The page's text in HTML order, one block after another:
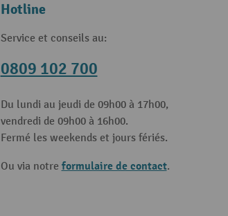
Hotline
Service et conseils au:
0809 102 700
Du lundi au jeudi de 09h00 à 17h00,
vendredi de 09h00 à 16h00.
Fermé les weekends et jours fériés.
Ou via notre formulaire de contact.